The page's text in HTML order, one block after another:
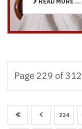
Page 229 of 312
224